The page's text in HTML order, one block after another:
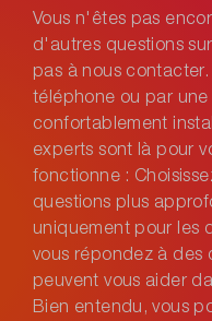
Vous n'êtes pas
d'autres questions
pas à nous
téléphone ou par
confortablement
experts sont là pour
fonctionne :
questions plus
uniquement pour les
vous répondez à des
peuvent vous aider
Bien entendu, vous